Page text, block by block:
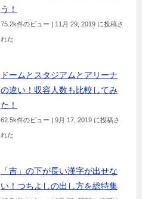
う！
75.2k件のビュー 11月 29, 2019 に投稿さ
れた
ドームとスタジアムとアリーナ
の違い！収容人数も比較してみ
た！
62.5k件のビュー 9月 17, 2019 に投稿さ
れた
「吉」の下が長い漢字が出せな
い！つちよしの出し方を総特集